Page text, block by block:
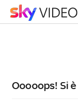
Ooooops! Si